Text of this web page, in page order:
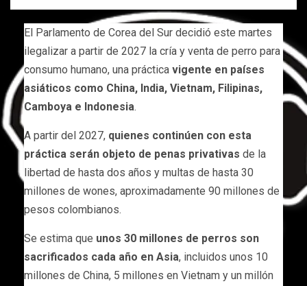
El Parlamento de Corea del Sur decidió este martes
ilegalizar a partir de 2027 la cría y venta de perro para
consumo humano, una práctica vigente en países
asiáticos como China, India, Vietnam, Filipinas,
Camboya e Indonesia.
A partir del 2027, quienes continúen con esta
práctica serán objeto de penas privativas de la
libertad de hasta dos años y multas de hasta 30
millones de wones, aproximadamente 90 millones de
pesos colombianos.
Se estima que unos 30 millones de perros son
sacrificados cada año en Asia, incluidos unos 10
millones de China, 5 millones en Vietnam y un millón